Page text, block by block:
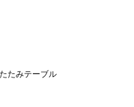
たみテーブル